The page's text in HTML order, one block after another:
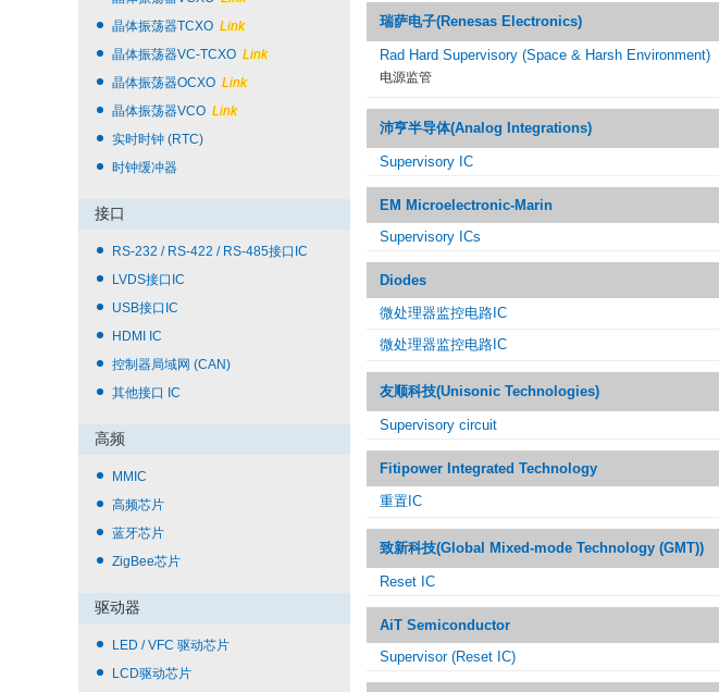
晶体振荡器TCXO Link
晶体振荡器VC-TCXO Link
晶体振荡器OCXO Link
晶体振荡器VCO Link
实时时钟 (RTC)
时钟缓冲器
接口
RS-232 / RS-422 / RS-485接口IC
LVDS接口IC
USB接口IC
HDMI IC
控制器局域网 (CAN)
其他接口 IC
高频
MMIC
高频芯片
蓝牙芯片
ZigBee芯片
驱动器
LED / VFC 驱动芯片
LCD驱动芯片
瑞萨电子(Renesas Electronics)
Rad Hard Supervisory (Space & Harsh Environment)
电源监管
沛亨半导体(Analog Integrations)
Supervisory IC
EM Microelectronic-Marin
Supervisory ICs
Diodes
微处理器监控电路IC
微处理器监控电路IC
友顺科技(Unisonic Technologies)
Supervisory circuit
Fitipower Integrated Technology
重置IC
致新科技(Global Mixed-mode Technology (GMT))
Reset IC
AiT Semiconductor
Supervisor (Reset IC)